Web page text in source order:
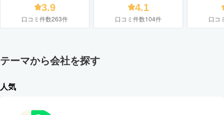
3.9
口コミ件数263件
4.1
口コミ件数104件 口コ
テーマから会社を探す
人気